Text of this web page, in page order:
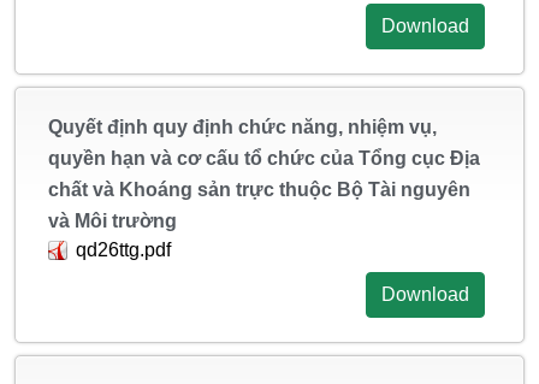
Download
Quyết định quy định chức năng, nhiệm vụ,
quyền hạn và cơ cấu tổ chức của Tổng cục Địa
chất và Khoáng sản trực thuộc Bộ Tài nguyên
và Môi trường
qd26ttg.pdf
Download